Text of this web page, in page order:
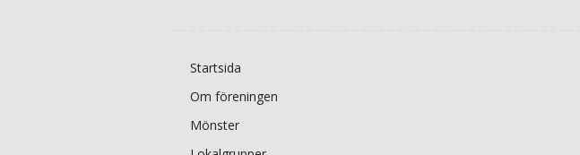
Startsida
Om föreningen
Mönster